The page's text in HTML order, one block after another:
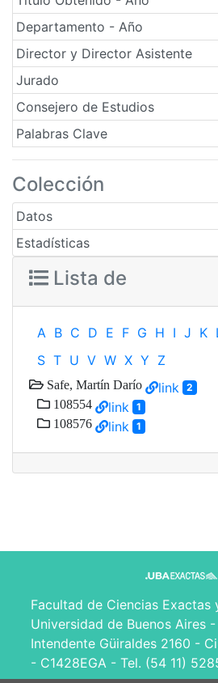
Departamento - Año
Director y Director Asistente
Jurado
Consejero de Estudios
Palabras Clave
Colección
Datos
Estadísticas
Lista de
A B C D E F G H I J K
S T U V W X Y Z
Safe, Martín Darío link 2
108554 link 1
108576 link 1
Facultad de Ciencias Exactas
Universidad de Buenos Aires
Intendente Güiraldes 2160 -
- C1428EGA - Tel. (54 11)